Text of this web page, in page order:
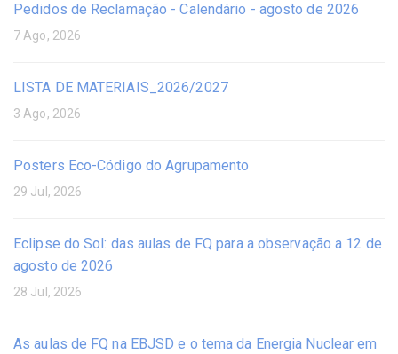
Pedidos de Reclamação - Calendário - agosto de 2026
7 Ago, 2026
LISTA DE MATERIAIS_2026/2027
3 Ago, 2026
Posters Eco-Código do Agrupamento
29 Jul, 2026
Eclipse do Sol: das aulas de FQ para a observação a 12 de
agosto de 2026
28 Jul, 2026
As aulas de FQ na EBJSD e o tema da Energia Nuclear em